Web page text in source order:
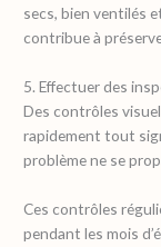
secs, bien ventilés
contribue à
5. Effectuer des
Des contrôles
rapidement tout
problème ne se
Ces contrôles
pendant les mois